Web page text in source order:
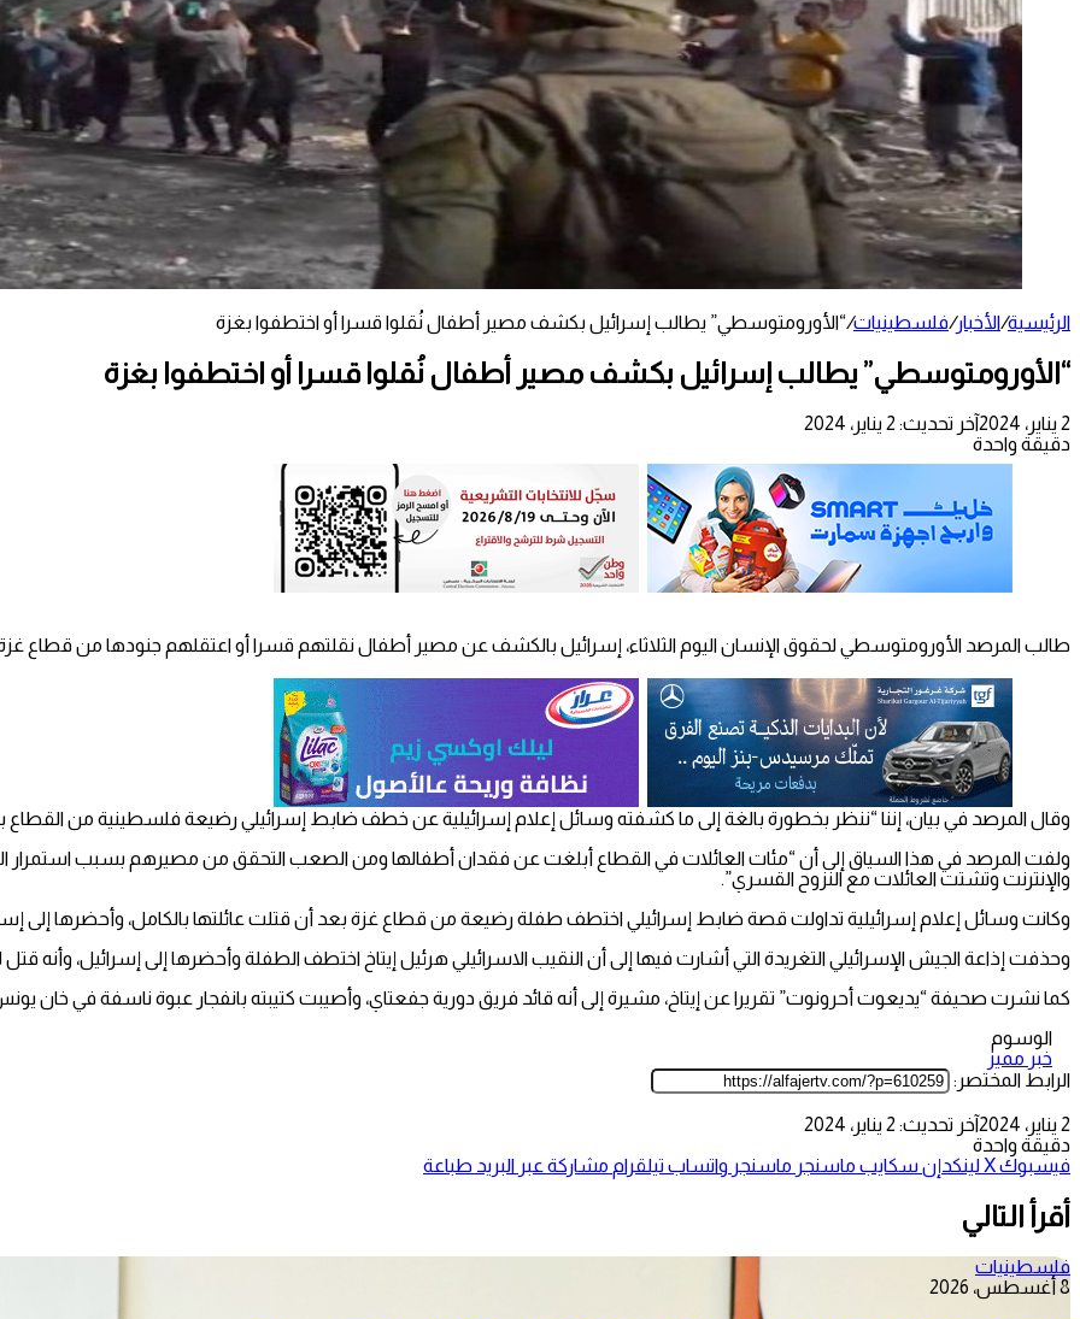
الرئيسية/الأخبار/فلسطينيات/“الأورومتوسطي” يطالب إسرائيل بكشف مصير أطفال نُقلوا قسرا أو اختطفوا بغزة
“الأورومتوسطي” يطالب إسرائيل بكشف مصير أطفال نُقلوا قسرا أو اختطفوا بغزة
2 يناير، 2024
آخر تحديث: 2 يناير، 2024
دقيقة واحدة
طالب المرصد الأورومتوسطي لحقوق الإنسان اليوم الثلاثاء، إسرائيل بالكشف عن مصير أطفال نقلتهم قسرا أو اعتقلهم جنودها من قطاع
وقال المرصد في بيان، إننا “ننظر بخطورة بالغة إلى ما كشفته وسائل إعلام إسرائيلية عن خطف ضابط إسرائيلي رضيعة فلسطينية من القطاع
ولفت المرصد في هذا السياق إلى أن “مئات العائلات في القطاع أبلغت عن فقدان أطفالها ومن الصعب التحقق من مصيرهم بسبب استمرار
والإنترنت وتشتت العائلات مع النزوح القسري”.
وكانت وسائل إعلام إسرائيلية تداولت قصة ضابط إسرائيلي اختطف طفلة رضيعة من قطاع غزة بعد أن قتلت عائلتها بالكامل، وأحضرها إلى
وحذفت إذاعة الجيش الإسرائيلي التغريدة التي أشارت فيها إلى أن النقيب الاسرائيلي هرئيل إيتاخ اختطف الطفلة وأحضرها إلى إسرائيل، وأنه
كما نشرت صحيفة “يديعوت أحرونوت” تقريرا عن إيتاخ، مشيرة إلى أنه قائد فريق دورية جفعتاي، وأصيبت كتيبته بانفجار عبوة ناسفة في خان
الوسوم
خبر مميز
الرابط المختصر:
2 يناير، 2024
آخر تحديث: 2 يناير، 2024
دقيقة واحدة
فيسبوك‫Xلينكدإن سكايب ماسنجر ماسنجر واتساب تيلقرام مشاركة عبر البريد طباعة
أقرأ التالي
فلسطينيات
8 أغسطس، 2026